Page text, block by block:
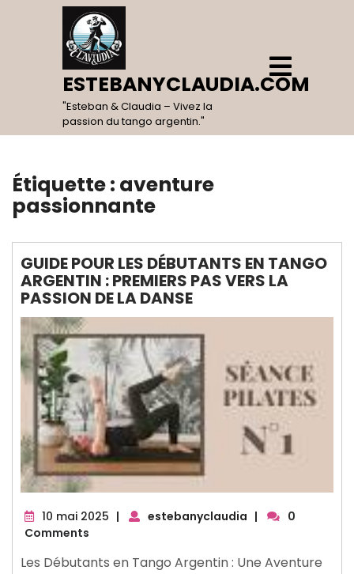
ESTEBANYCLAUDIA.COM
"Esteban & Claudia – Vivez la
passion du tango argentin."
Open
Menu
Étiquette : aventure
passionnante
GUIDE POUR LES DÉBUTANTS EN TANGO
ARGENTIN : PREMIERS PAS VERS LA
PASSION DE LA DANSE
10 mai 2025 10| estebanyclaudia |
0
Comments
Les Débutants en Tango Argentin : Une Aventure